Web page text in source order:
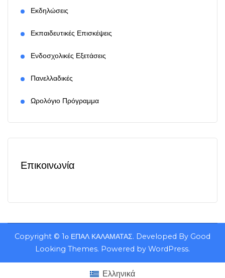
Εκδηλώσεις
Εκπαιδευτικές Επισκέψεις
Ενδοσχολικές Εξετάσεις
Πανελλαδικές
Ωρολόγιο Πρόγραμμα
Επικοινωνία
Copyright © 1ο ΕΠΑΛ ΚΑΛΑΜΑΤΑΣ. Developed By Good
Looking Themes. Powered by WordPress.
Ελληνικά